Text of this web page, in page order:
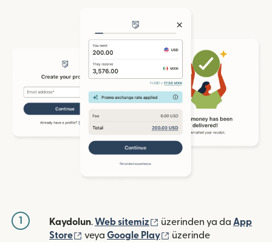
1 Kaydolun.Web sitemiz (yeni pencerede açılır)
üzerinden ya da App
Store
(yeni pencerede açılır)
veya Google Play (yeni pencerede açılır)
üzerinde